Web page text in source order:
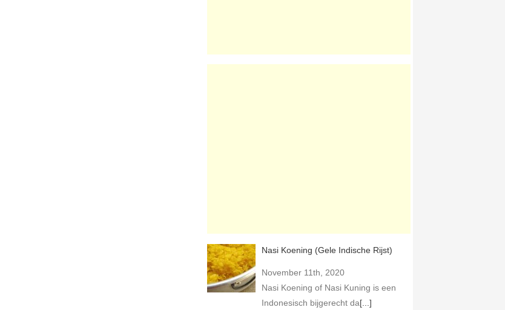
Nasi Koening (Gele Indische Rijst)
November 11th, 2020
Nasi Koening of Nasi Kuning is een
Indonesisch bijgerecht da[...]